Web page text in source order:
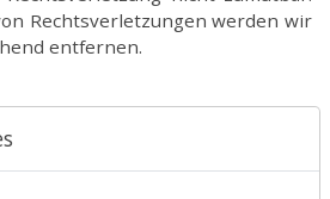
Rechtsverletzungen werden wir
entfernen.
erstellten Inhalte und